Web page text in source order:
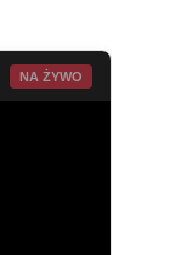
NA ŻYWO